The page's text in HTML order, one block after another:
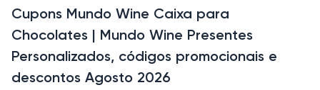
Cupons Mundo Wine Caixa para
Chocolates | Mundo Wine Presentes
Personalizados, códigos promocionais e
descontos Agosto 2026